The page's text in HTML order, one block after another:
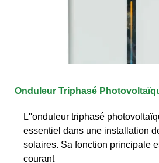
Onduleur Triphasé
L''onduleur triphasé
essentiel dans une installation
solaires. Sa fonction principale
courant